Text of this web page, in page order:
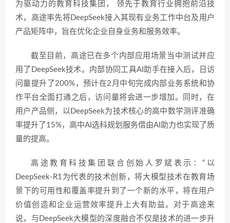
为驱动力的教育科技集团， 领先于教育行业拥抱前沿技
术，高途率先将DeepSeek接入其现有业务工作中台及用户
产品矩阵中，旨在优化企业自身业务和服务效率。
截至目前，高途已在多个内部应用场景当中测试并应
用了DeepSeek技术。内部协同工具AI助手在接入后，日访
问量提升了200%，预计在2月中旬完成内部业务系统和协
作平台全面打通之后，访问量将会进一步增加。同时，在
用户产品侧，以DeepSeek为技术核心的高中数学测评准确
率提升了15%，高中AI选科规划服务借由AI助力也实现了质
量的提高。
高途教育科技集团联合创始人罗斌表示：“以
DeepSeek-R1为代表的技术创新，将大模型技术在教育场
景下的可用性和覆盖率提升到了一个新的水平，将在用户
价值创造和企业运营效率提升上大有助益。对于高途来
说，与DeepSeek大模型的深度融合不仅是技术的进一步升